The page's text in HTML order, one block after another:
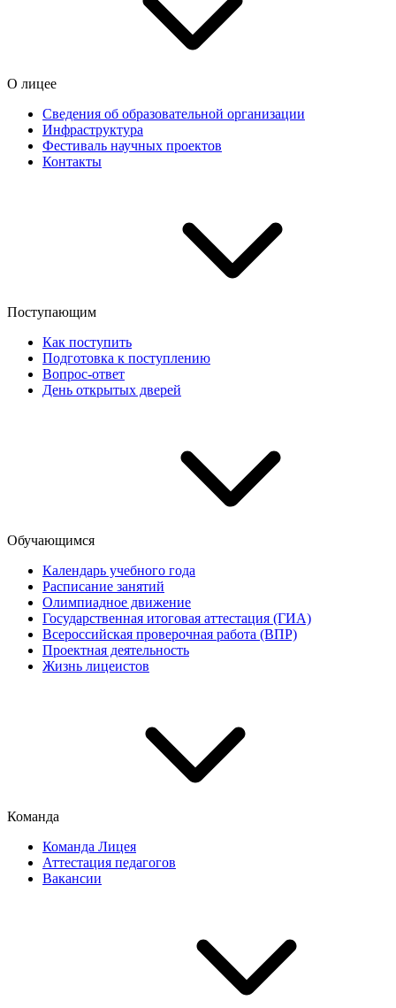
О лицее
Сведения об образовательной организации
Инфраструктура
Фестиваль научных проектов
Контакты
Поступающим
Как поступить
Подготовка к поступлению
Вопрос-ответ
День открытых дверей
Обучающимся
Календарь учебного года
Расписание занятий
Олимпиадное движение
Государственная итоговая аттестация (ГИА)
Всероссийская проверочная работа (ВПР)
Проектная деятельность
Жизнь лицеистов
Команда
Команда Лицея
Аттестация педагогов
Вакансии